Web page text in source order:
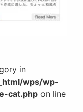
in
wps/wp-
cat.php on line